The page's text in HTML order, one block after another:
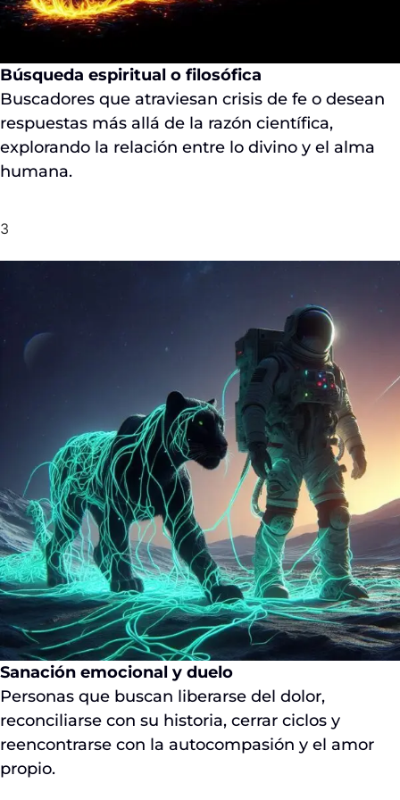
Búsqueda espiritual o filosófica
Buscadores que atraviesan crisis de fe o desean
respuestas más allá de la razón científica,
explorando la relación entre lo divino y el alma
humana.
3
Sanación emocional y duelo
Personas que buscan liberarse del dolor,
reconciliarse con su historia, cerrar ciclos y
reencontrarse con la autocompasión y el amor
propio.